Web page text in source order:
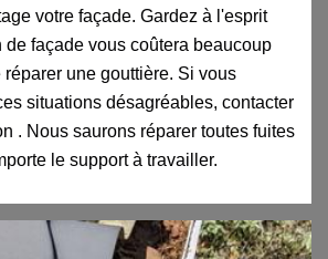
votre façade. Gardez à l'esprit
de façade vous coûtera beaucoup
une gouttière. Si vous
situations désagréables, contacter
. Nous saurons réparer toutes fuites
le support à travailler.